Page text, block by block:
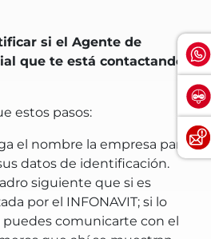
si el Agente de
que te está contactando
estos pasos:
el nombre la empresa para
datos de identificación.
siguiente que si es
por el INFONAVIT; si lo
comunicarte con el